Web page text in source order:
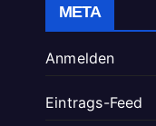
META
Anmelden
Eintrags-Feed